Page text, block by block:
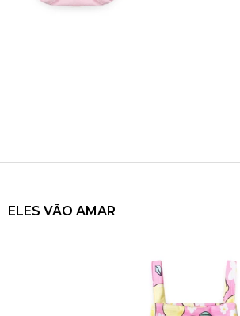
ELES VÃO AMAR